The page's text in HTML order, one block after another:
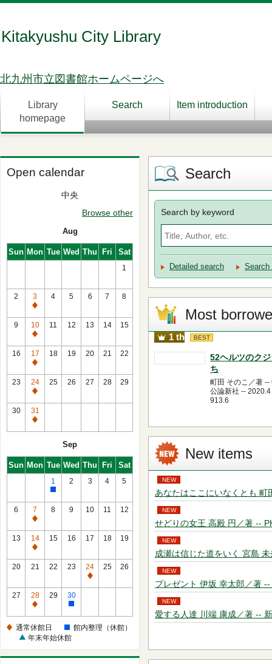
Kitakyushu City Library
北九州市立図書館ホームページへ
Library
homepage
Search Item introduction
Open calendar
中央
Browse other
Aug
Sun Mon Tue Wed Thu Fri Sat
1
2
3
通
常
休
館
日
4 5 6 7 8
9
10
通
常
休
館
日
11 12 13 14 15
16
17
通
常
休
館
日
18 19 20 21 22
23
24
通
常
休
館
25 26 27 28 29
30
31
通
館
日
Sep
Sun Mon Tue Wed Thu Fri Sat
1
館
内
理
2 3 4 5
6
7
通
常
休
館
8 9 10 11 12
13
14
通
常
館
日
15 16 17 18 19
20 21 22 23
24
通
館
日
25 26
27
28
通
休
日
29
30
館
整
（休
通常休館日
館内整理（休館）
年末年始休館
Search
Search by keyword
Detailed search Search
Most
1 th BEST
52ヘルツのク
ち
町田 そのこ／著 --
公論新社 -- 2020.4
913.6
New items
NEW
あなたはここにいなくとも
NEW
せどりの女王 高殿 円／著 --
NEW
成瀬は信じた道をいく 宮島
NEW
プレゼント 伊坂 幸太郎／著
NEW
愛する人達 川端 康成／著 --